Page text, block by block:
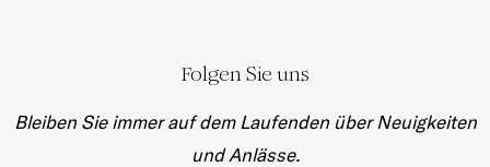
Folgen Sie uns
Bleiben Sie immer auf dem Laufenden über Neuigkeiten
und Anlässe.